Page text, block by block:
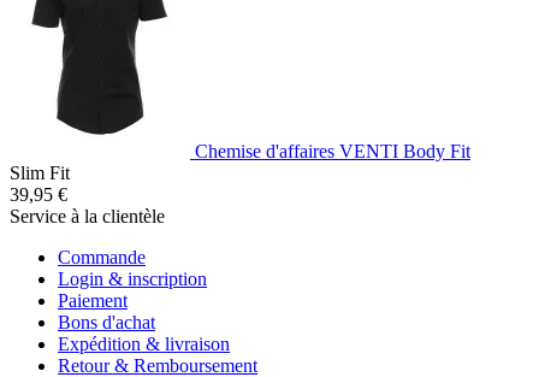
Chemise d'affaires VENTI Body Fit
Slim Fit
39,95 €
Service à la clientèle
Commande
Login & inscription
Paiement
Bons d'achat
Expédition & livraison
Retour & Remboursement